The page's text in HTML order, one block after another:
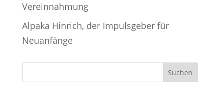
Vereinnahmung
Alpaka Hinrich, der Impulsgeber für
Neuanfänge
Suchen